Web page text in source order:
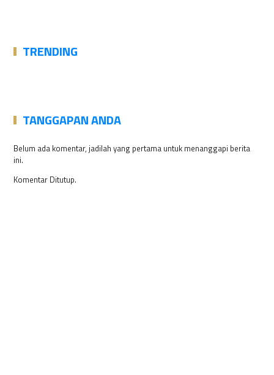
TRENDING
TANGGAPAN ANDA
Belum ada komentar, jadilah yang pertama untuk menanggapi berita
ini.
Komentar Ditutup.